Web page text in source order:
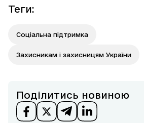
Теги:
Соціальна підтримка
Захисникам і захисницям України
Поділитись новиною